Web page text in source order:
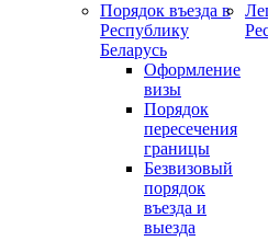
Порядок въезда в
Республику
Беларусь
Оформление
визы
Порядок
пересечения
границы
Безвизовый
порядок
въезда и
выезда